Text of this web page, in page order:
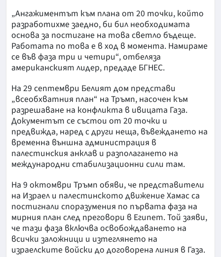
„Ангажиментът към плана от 20 точки, който
разработихме заедно, би бил необходимата
основа за постигане на това светло бъдеще.
Работата по това е в ход в момента. Намираме
се във фаза три и четири“, отбеляза
американският лидер, предаде БГНЕС.
На 29 септември Белият дом представи
„всеобхватния план“ на Тръмп, насочен към
разрешаване на конфликта в ивицата Газа.
Документът се състои от 20 точки и
предвижда, наред с други неща, въвеждането на
временна външна администрация в
палестинския анклав и разполагането на
международни стабилизационни сили там.
На 9 октомври Тръмп обяви, че представители
на Израел и палестинското движение Хамас са
постигнали споразумения по първата фаза на
мирния план след преговори в Египет. Той заяви,
че тази фаза включва освобождаването на
всички заложници и изтеглянето на
израелските войски до договорена линия в Газа.